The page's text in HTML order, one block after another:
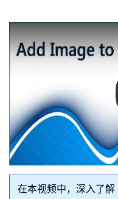
在本视频中，深入了解